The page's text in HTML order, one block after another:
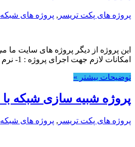
پروژه های پکت تریسر , پروژه های شبکه
امکانات لازم جهت اجرای پروژه : 1- نرم افزار Packet …
توضیحات بیشتر »
پروژه شبیه سازی شبکه با Packet Tracer به همراه مستندات
پروژه های پکت تریسر , پروژه های شبکه